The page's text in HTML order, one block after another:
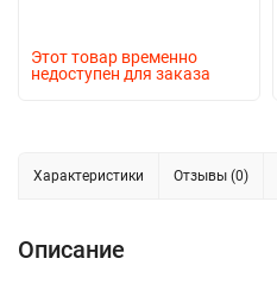
Этот товар временно
недоступен для заказа
Характеристики Отзывы (0)
Описание